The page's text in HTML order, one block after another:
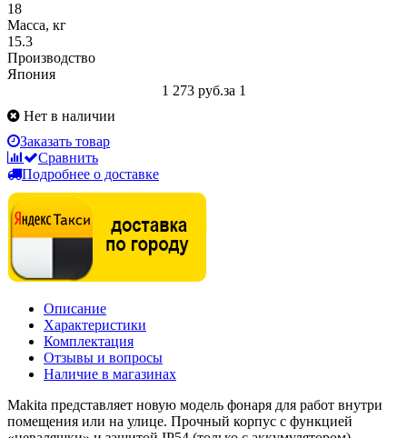
18
Масса, кг
15.3
Производство
Япония
1 273 руб.за 1
Нет в наличии
Заказать товар
Сравнить
Подробнее о доставке
Описание
Характеристики
Комплектация
Отзывы и вопросы
Наличие в магазинах
Makita представляет новую модель фонаря для работ внутри
помещения или на улице. Прочный корпус с функцией